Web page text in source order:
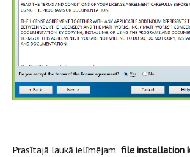
Prasītajā laukā ielīmējam "file installation